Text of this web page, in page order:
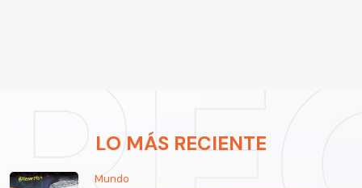
LO MÁS RECIENTE
Mundo